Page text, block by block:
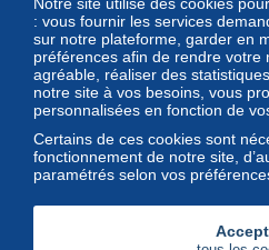
Magazine
Un regard
l'univers des
: vous fournir les services
sur notre plateforme, garder en
préférences afin de rendre votre
agréable, réaliser des
notre site à vos besoins, vous
personnalisées en fonction de
Certains de ces cookies sont
fonctionnement de notre site,
paramétrés selon vos